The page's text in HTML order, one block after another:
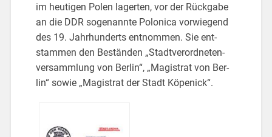
im heu­ti­gen Polen la­ger­ten, vor der Rück­ga­be
an die DDR so­ge­nann­te Po­lo­ni­ca vor­wie­gend
des 19. Jahr­hun­derts ent­nom­men. Sie ent­
stam­men den Be­stän­den „Stadt­ver­ord­ne­ten­
ver­samm­lung von Ber­lin“, „Ma­gis­trat von Ber­
lin“ sowie „Ma­gis­trat der Stadt Kö­pe­nick“.